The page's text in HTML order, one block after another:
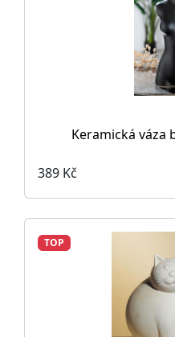
Keramická váza
389 Kč
TOP